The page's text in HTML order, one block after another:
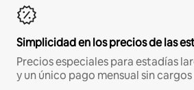
Simplicidad en los precios de las
Precios especiales para estadías
y un único pago mensual sin